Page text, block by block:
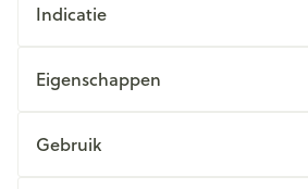
Indicatie
Eigenschappen
Gebruik